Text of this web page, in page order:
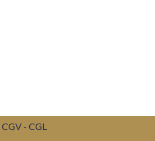
CGV - CGL